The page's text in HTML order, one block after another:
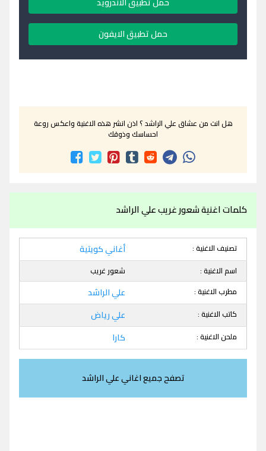
حمل تطبيق الايفون
هل انت من عشاق علي الراشد ؟ اذن انشر هذه الاغنية واعكس روعة
احساسك وذوقك
كلمات اغنية شعور غريب علي الراشد
تصنيف الاغنية : أغاني كويتية
اسم الاغنية :
شعور غريب
مطرب الاغنية :
علي الراشد
كاتب الاغنية : علي رياض
ملحن الاغنية : كارا
تصفح جميع اغاني علي الراشد